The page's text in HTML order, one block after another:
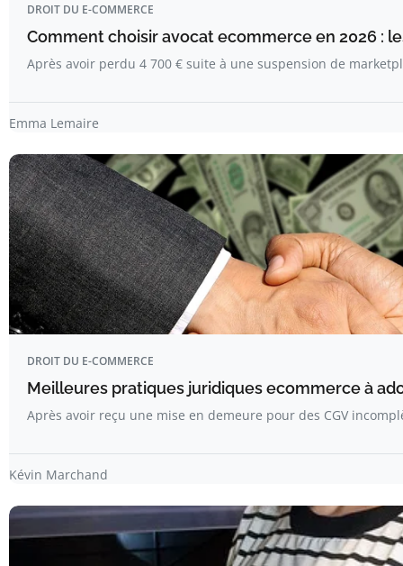
DROIT DU E-COMMERCE
Comment choisir avocat ecommerce en 2026 :
Après avoir perdu 4 700 € suite à une suspension de
Emma Lemaire
DROIT DU E-COMMERCE
Meilleures pratiques juridiques ecommerce à
Après avoir reçu une mise en demeure pour des CGV
Kévin Marchand